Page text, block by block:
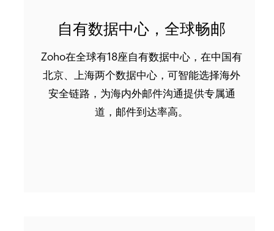
自有数据中心，全球畅邮
Zoho在全球有18座自有数据中心，在中国有
北京、上海两个数据中心，可智能选择海外
安全链路，为海内外邮件沟通提供专属通
道，邮件到达率高。